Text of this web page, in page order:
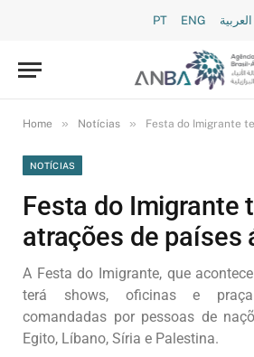
PT ENG العربية
Home » Notícias » Festa do Imigrante
NOTÍCIAS
Festa do Imigrante
atrações de países
A Festa do Imigrante, que
terá shows, oficinas e
comandadas por pessoas de
Egito, Líbano, Síria e Palestina.